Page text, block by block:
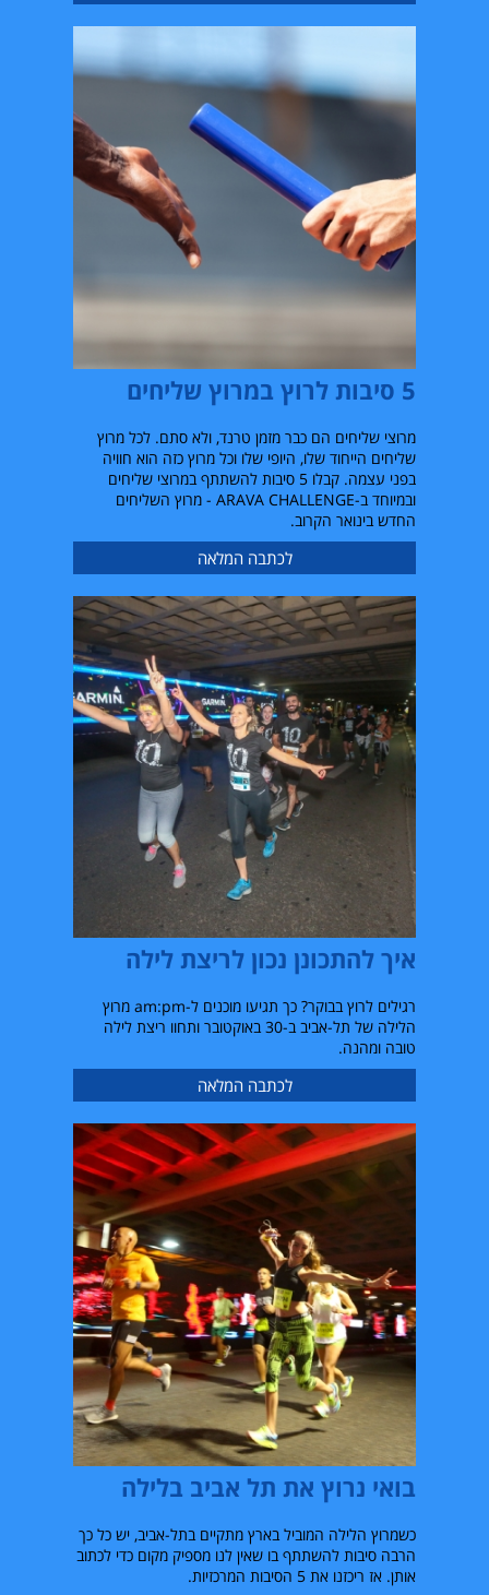
5 סיבות לרוץ במרוץ שליחים
מרוצי שליחים הם כבר מזמן טרנד, ולא סתם. לכל מרוץ
שליחים הייחוד שלו, היופי שלו וכל מרוץ כזה הוא חוויה
בפני עצמה. קבלו 5 סיבות להשתתף במרוצי שליחים
ובמיוחד ב-ARAVA CHALLENGE - מרוץ השליחים
החדש בינואר הקרוב.
לכתבה המלאה
איך להתכונן נכון לריצת לילה
רגילים לרוץ בבוקר? כך תגיעו מוכנים ל-am:pm מרוץ
הלילה של תל-אביב ב-30 באוקטובר ותחוו ריצת לילה
טובה ומהנה.
לכתבה המלאה
בואי נרוץ את תל אביב בלילה
כשמרוץ הלילה המוביל בארץ מתקיים בתל-אביב,יש כל כך
הרבה סיבות להשתתף בו שאין לנו מספיק מקום כדי לכתוב
אותן.אז ריכזנו את5 הסיבות המרכזיות.